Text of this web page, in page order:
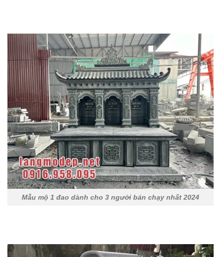
Mẫu mộ 1 đao dành cho 3 người bán chạy nhất 2024